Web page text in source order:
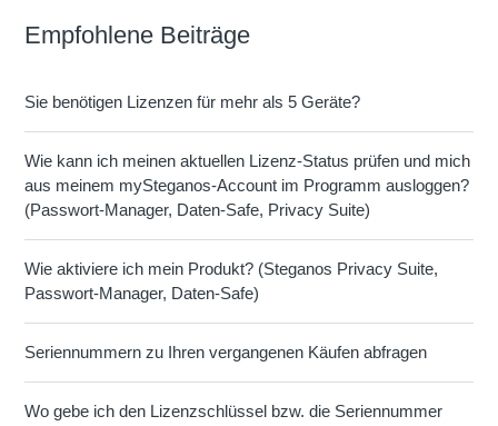
Empfohlene Beiträge
Sie benötigen Lizenzen für mehr als 5 Geräte?
Wie kann ich meinen aktuellen Lizenz-Status prüfen und mich
aus meinem mySteganos-Account im Programm ausloggen?
(Passwort-Manager, Daten-Safe, Privacy Suite)
Wie aktiviere ich mein Produkt? (Steganos Privacy Suite,
Passwort-Manager, Daten-Safe)
Seriennummern zu Ihren vergangenen Käufen abfragen
Wo gebe ich den Lizenzschlüssel bzw. die Seriennummer